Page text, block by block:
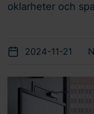
oklarheter och
2024-11-21